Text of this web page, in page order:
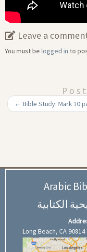
Leave a
You must be logged in to
← Bible Study: Mark 10
Arabic
الكتابية
Long Beach, CA 90814